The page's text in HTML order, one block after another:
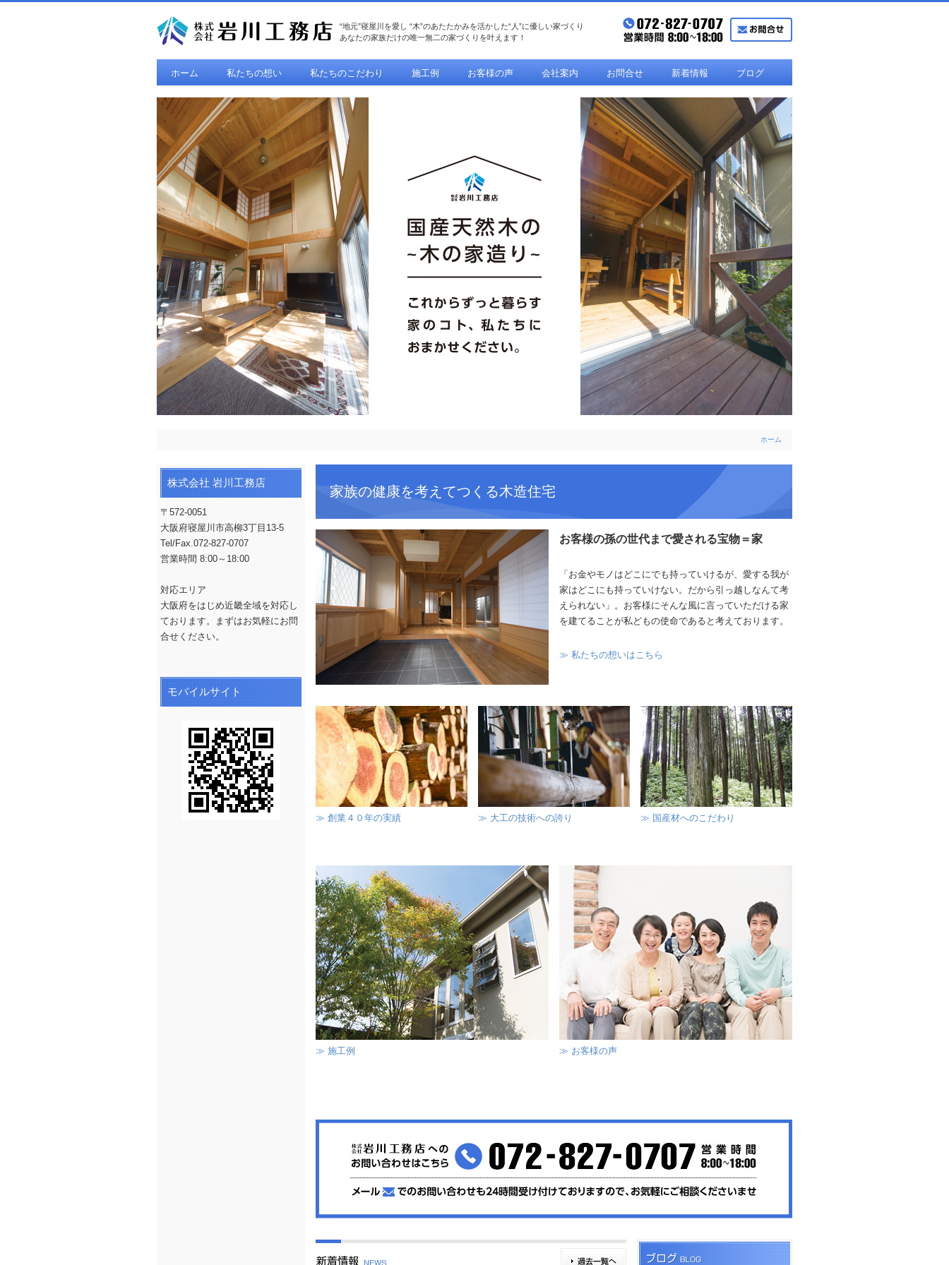
“地元”寝屋川を愛し “木”のあたたかみを活かした“人”に優しい家づくり
あなたの家族だけの唯一無二の家づくりを叶えます！
ホーム 私たちの想い 私たちのこだわり 施工例 お客様の声 会社案内 お問合せ 新着情報 ブログ
ホーム
家族の健康を考えてつくる木造住宅
お客様の孫の世代まで愛される宝物＝家
「お金やモノはどこにでも持っていけるが、愛する我が
家はどこにも持っていけない。だから引っ越しなんて考
えられない」。お客様にそんな風に言っていただける家
を建てることが私どもの使命であると考えております。
≫ 私たちの想いはこちら
≫ 創業４０年の実績 ≫ 大工の技術への誇り ≫ 国産材へのこだわり
≫ 施工例 ≫ お客様の声
株式会社 岩川工務店
〒572-0051
大阪府寝屋川市高柳3丁目13‐5
Tel/Fax.072-827-0707
営業時間 8:00～18:00
対応エリア
大阪府をはじめ近畿全域を対応し
ております。まずはお気軽にお問
合せください。
モバイルサイト